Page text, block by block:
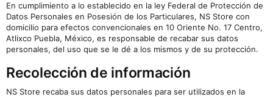
En cumplimiento a lo establecido en la ley Federal de Protección de
Datos Personales en Posesión de los Particulares, NS Store con
domicilio para efectos convencionales en 10 Oriente No. 17 Centro,
Atlixco Puebla, México, es responsable de recabar sus datos
personales, del uso que se le dé a los mismos y de su protección.
Recolección de información
NS Store recaba sus datos personales para ser utilizados en la